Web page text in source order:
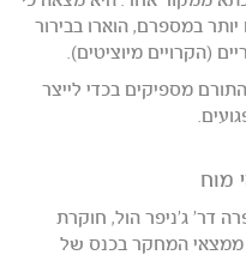
במספרם, הוארו בבירור
(הקרויים מיוציטים).
מספיקים בכדי לייצר
מוח
דר' ג'ניפר הול, חוקרת
ממצאי המחקר בכנס של